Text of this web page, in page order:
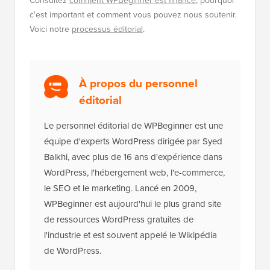
c'est important et comment vous pouvez nous soutenir.
Voici notre processus éditorial.
À propos du personnel
éditorial
Le personnel éditorial de WPBeginner est une
équipe d'experts WordPress dirigée par Syed
Balkhi, avec plus de 16 ans d'expérience dans
WordPress, l'hébergement web, l'e-commerce,
le SEO et le marketing. Lancé en 2009,
WPBeginner est aujourd'hui le plus grand site
de ressources WordPress gratuites de
l'industrie et est souvent appelé le Wikipédia
de WordPress.